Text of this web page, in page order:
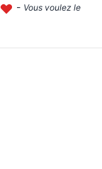
- Vous voulez le